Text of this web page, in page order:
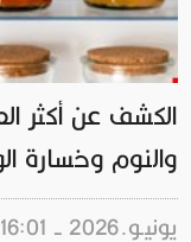
الكشف عن أكثر
والنوم وخسارة
13 يونيـو.2026 - 16:01